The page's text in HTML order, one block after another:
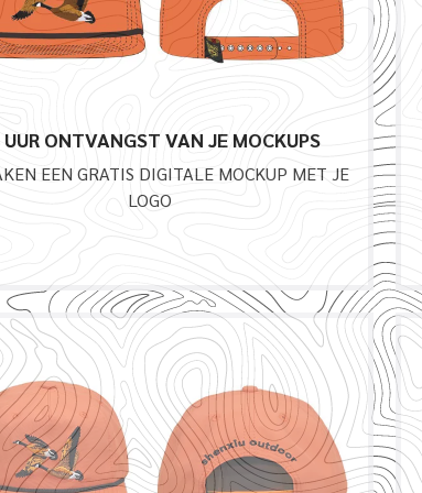
ONTVANGST VAN JE MOCKUPS
EEN GRATIS DIGITALE MOCKUP MET JE
LOGO